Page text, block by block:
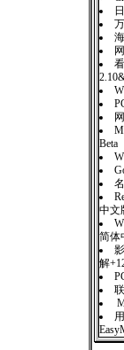
Beta
中文
简体
解